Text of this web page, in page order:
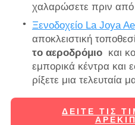
χαλαρώσετε πριν
Ξενοδοχείο La Joya
αποκλειστική
το αεροδρόμιοκαι
εμπορικά κέντρα και
ρίξετε μια τελευταία
ΔΕΊΤΕ ΤΙΣ